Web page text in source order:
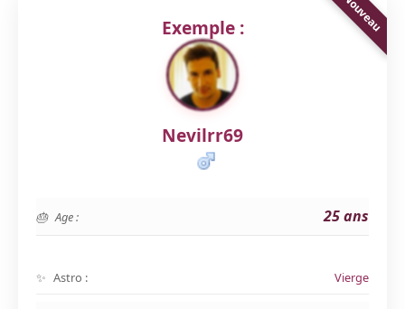
Exemple :
Nevilrr69
Age : 25 ans
Astro : Vierge